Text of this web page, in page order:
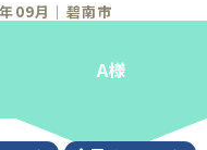
09月｜碧南市
A様